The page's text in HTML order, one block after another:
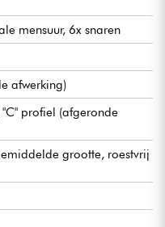
mensuur, 6x snaren
afwerking)
profiel (afgeronde
grootte, roestvrij